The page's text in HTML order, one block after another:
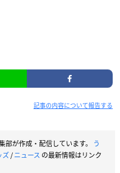
記事の内容について報告する
部が作成・配信しています。
う
ズ/ニュース の最新情報はリンク